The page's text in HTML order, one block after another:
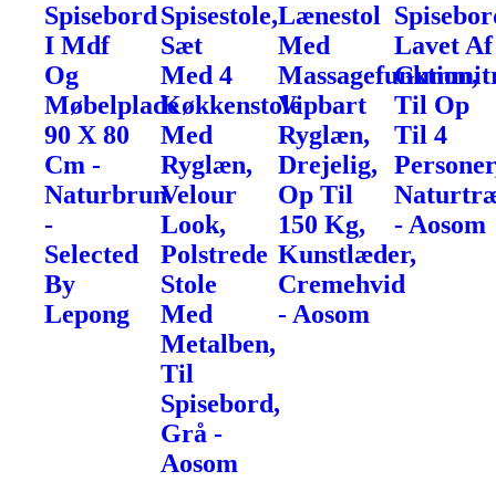
Spisebord
I Mdf
Og
Møbelplade
90 X 80
Cm -
Naturbrun
-
Selected
By
Lepong
Spisestole,
Sæt
Med 4
Køkkenstole
Med
Ryglæn,
Velour
Look,
Polstrede
Stole
Med
Metalben,
Til
Spisebord,
Grå -
Aosom
Lænestol
Med
Massagefunktion,
Vipbart
Ryglæn,
Drejelig,
Op Til
150 Kg,
Kunstlæder,
Cremehvid
- Aosom
Lavet Af
Til Op
Til 4
- Aosom